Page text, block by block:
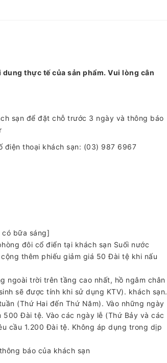
thực tế của sản phẩm. Vui lòng cân
sạn để đặt chỗ trước 3 ngày và thông báo
điện thoại khách sạn: (03) 987 6967
có bữa sáng]
đôi cổ điển tại khách sạn Suối nước
thêm phiếu giảm giá 50 Đài tệ khi nấu
ngoài trời trên tầng cao nhất, hồ ngâm chân
sẽ được tính khi sử dụng KTV). khách sạn.
(Thứ Hai đến Thứ Năm). Vào những ngày
Đài tệ. Vào các ngày lễ (Thứ Bảy và các
cầu 1.200 Đài tệ. Không áp dụng trong dịp
báo của khách sạn